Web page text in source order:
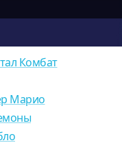
Комбат
Марио